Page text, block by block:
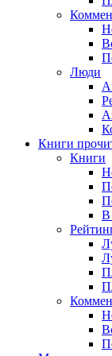
Люди
Книги
Книги
В